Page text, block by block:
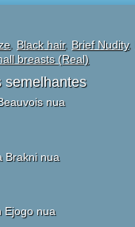
, Black hair, Brief Nudity,
breasts (Real)
semelhantes
nua
Brakni nua
Ejogo nua